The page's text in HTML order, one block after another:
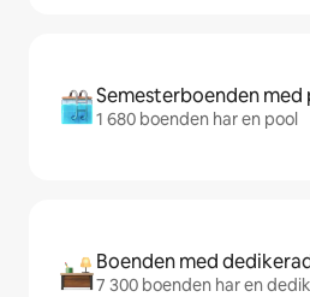
Semesterboenden med
1 680 boenden har en pool
Boenden med
7 300 boenden har en